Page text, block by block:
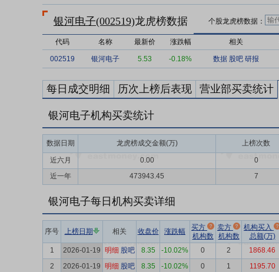
银河电子(002519)龙虎榜数据 个股龙虎榜数据：
代码 名称 最新价 涨跌幅 相关
002519 银河电子 5.53 -0.18% 数据 股吧 研报
每日成交明细 历次上榜后表现 营业部买卖统计
银河电子机构买卖统计
数据日期 龙虎榜成交金额(万) 上榜次数
近六月
0.00 0
近一年
473943.45 7
银河电子每日机构买卖详细
序号 上榜日期 相关 收盘价 涨跌幅
买方
机构数
卖方
机构数
机构买入
总额(万)
1 2026-01-19 明细 股吧 8.35 -10.02% 0 2 1868.46
2
2026-01-19 明细 股吧 8.35 -10.02% 0 1 1195.70